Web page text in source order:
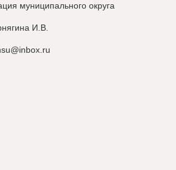
муниципального округа
И.В.